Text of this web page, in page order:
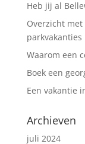
Heb jij al
Overzicht
parkvakanties
Waarom een
Boek een
Een vakantie
Archieven
juli 2024